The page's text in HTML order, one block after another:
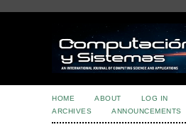
HOME ABOUT LOG IN
ARCHIVES
ANNOUNCEMENTS